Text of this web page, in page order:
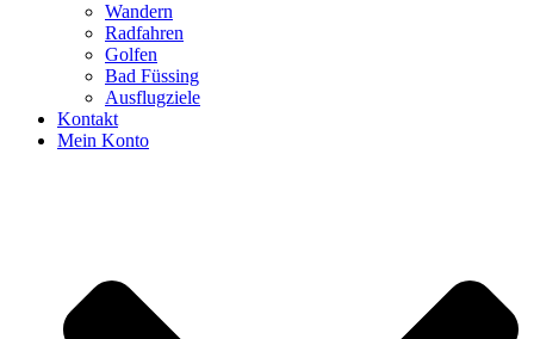
Wandern
Radfahren
Golfen
Bad Füssing
Ausflugziele
Kontakt
Mein Konto